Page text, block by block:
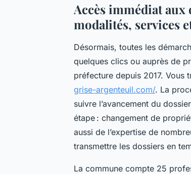
Accès immédiat aux
modalités, services
Désormais, toutes les
quelques clics ou auprès de
préfecture depuis 2017. Vous
grise-argenteuil.com/. La
suivre l’avancement du
étape : changement de
aussi de l’expertise de
transmettre les dossiers en
La commune compte 25